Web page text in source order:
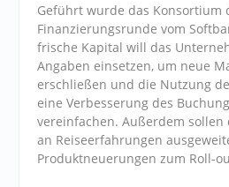
Geführt wurde das Konsortium
Finanzierungsrunde vom
frische Kapital will das
Angaben einsetzen, um neue
erschließen und die Nutzung
eine Verbesserung des
vereinfachen. Außerdem sollen
an Reiseerfahrungen
Produktneuerungen zum Roll-